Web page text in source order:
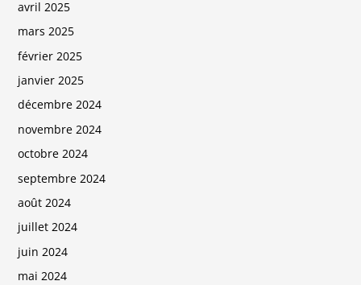
avril 2025
mars 2025
février 2025
janvier 2025
décembre 2024
novembre 2024
octobre 2024
septembre 2024
août 2024
juillet 2024
juin 2024
mai 2024